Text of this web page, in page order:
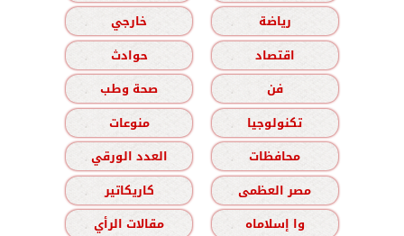
رياضة
خارجي
اقتصاد
حوادث
فن
صحة وطب
تكنولوجيا
منوعات
محافظات
العدد الورقي
مصر العظمى
كاريكاتير
وا إسلاماه
مقالات الرأي